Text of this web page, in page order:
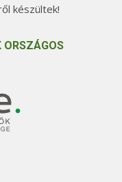
készültek!
ORSZÁGOS